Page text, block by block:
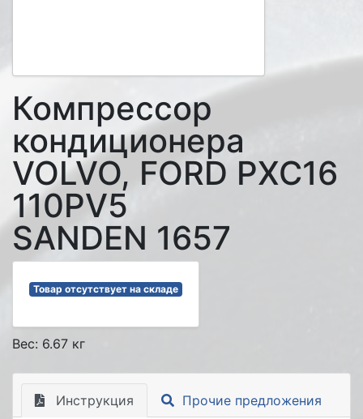
Компрессор
кондиционера
VOLVO, FORD PXC16
110PV5
SANDEN 1657
Товар отсутствует на складе
Вес: 6.67 кг
Инструкция Прочие предложения